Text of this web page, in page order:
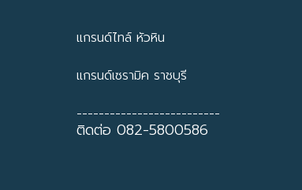
แกรนด์ไทล์ หัวหิน
แกรนด์เซรามิค ราชบุรี
--------------------------
ติดต่อ 082-5800586